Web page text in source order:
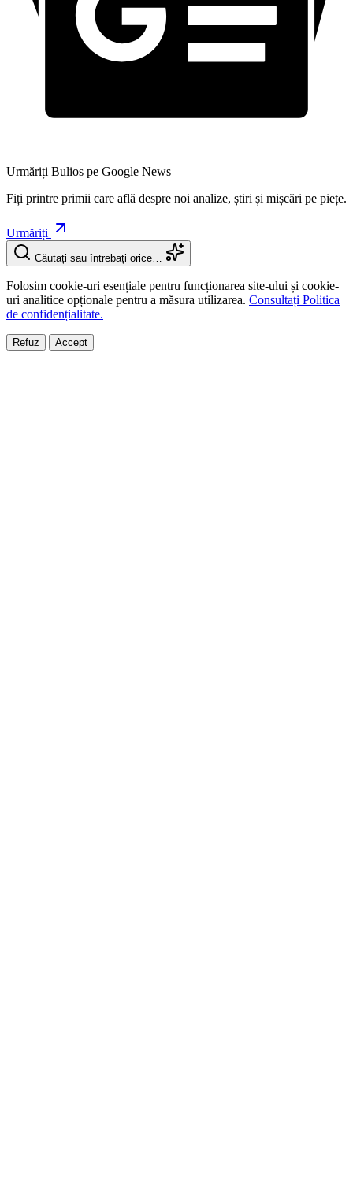
Urmăriți Bulios pe Google News
Fiți printre primii care află despre noi analize, știri și mișcări pe piețe.
Urmăriți
Căutați sau întrebați orice…
Folosim cookie-uri esențiale pentru funcționarea site-ului și cookie-
uri analitice opționale pentru a măsura utilizarea. Consultați Politica
de confidențialitate.
Refuz Accept